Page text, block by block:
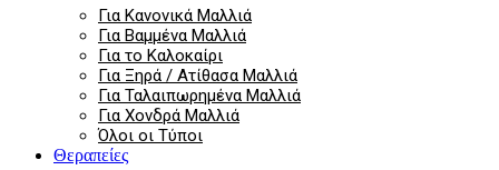
Για Κανονικά Μαλλιά
Για Βαμμένα Μαλλιά
Για το Καλοκαίρι
Για Ξηρά / Ατίθασα Μαλλιά
Για Ταλαιπωρημένα Μαλλιά
Για Χονδρά Μαλλιά
Όλοι οι Τύποι
Θεραπείες